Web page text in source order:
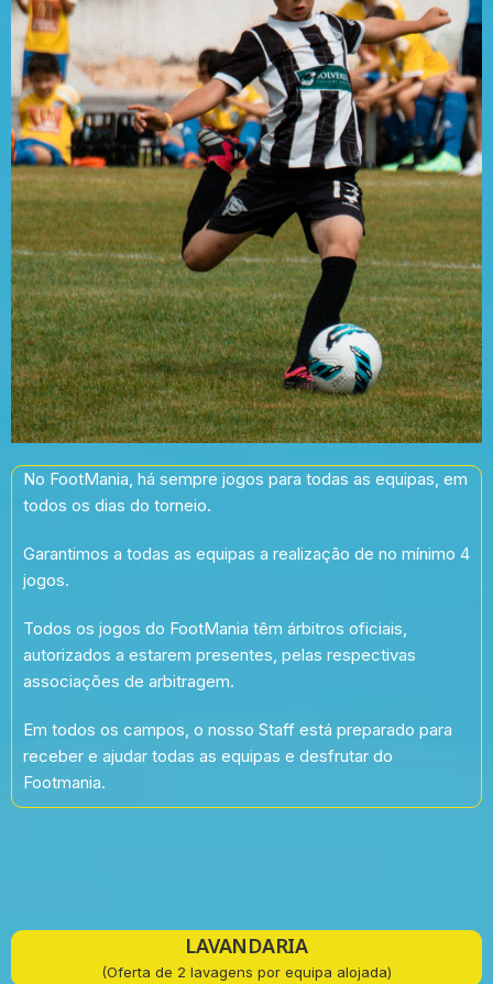
No FootMania, há sempre jogos para todas as equipas, em
todos os dias do torneio.
Garantimos a todas as equipas a realização de no mínimo 4
jogos.
Todos os jogos do FootMania têm árbitros oficiais,
autorizados a estarem presentes, pelas respectivas
associações de arbitragem.
Em todos os campos, o nosso Staff está preparado para
receber e ajudar todas as equipas e desfrutar do
Footmania.
LAVANDARIA
(Oferta de 2 lavagens por equipa alojada)